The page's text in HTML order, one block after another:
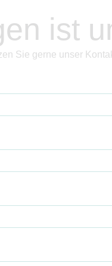
ist
Sie gerne unser